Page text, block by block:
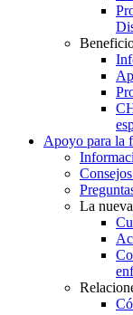
Apoyo para la
La